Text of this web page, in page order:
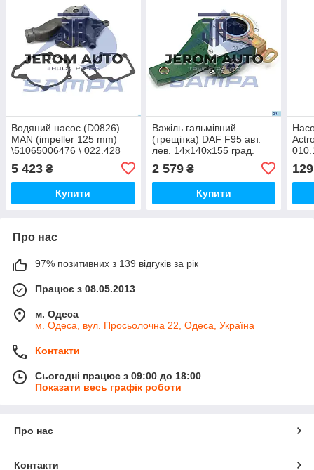
Водяний насос (D0826)
MAN (impeller 125 mm)
\51065006476 \ 022.428
5 423 ₴
Купити
Важіль гальмівний
(трещітка) DAF F95 авт.
лев. 14x140x155 град.
2 579₴
Купити
Про нас
97% позитивних з 139 відгуків за рік
Працює з 08.05.2013
м. Одеса
м. Одеса, вул. Просьолочна 22, Одеса, Україна
Контакти
Сьогодні працює з 09:00 до 18:00
Показати весь графік роботи
Про нас
Контакти